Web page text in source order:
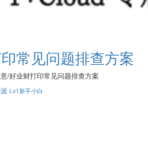
常见问题排查方案
/好业财打印常见问题排查方案
Lv1新手小白